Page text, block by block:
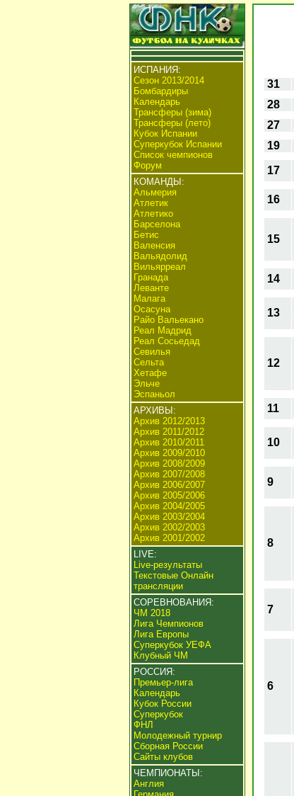
ИСПАНИЯ:
Сезон 2013/2014
Бомбардиры
Календарь
Трансферы (зима)
Трансферы (лето)
Кубок Испании
Суперкубок Испании
Список чемпионов
Форум
КОМАНДЫ:
Альмерия
Атлетик
Атлетико
Барселона
Бетис
Валенсия
Вальядолид
Вильярреал
Гранада
Леванте
Малага
Осасуна
Райо Вальекано
Реал Мадрид
Реал Сосьедад
Севилья
Сельта
Хетафе
Эльче
Эспаньол
АРХИВЫ:
Архив 2012/2013
Архив 2011/2012
Архив 2010/2011
Архив 2009/2010
Архив 2008/2009
Архив 2007/2008
Архив 2006/2007
Архив 2005/2006
Архив 2004/2005
Архив 2003/2004
Архив 2002/2003
Архив 2001/2002
LIVE:
Live-результаты
Текстовые Онлайн
трансляции
СОРЕВНОВАНИЯ:
ЧМ 2018
Лига Чемпионов
Лига Европы
Суперкубок УЕФА
Клубный ЧМ
РОССИЯ:
Премьер-лига
Календарь
Кубок России
Суперкубок
ФНЛ
Молодежный турнир
Сборная России
Сайты клубов
ЧЕМПИОНАТЫ:
Англия
31
28
27
19
17
16
15
14
13
12
11
10
9
8
7
6